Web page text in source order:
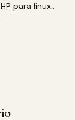
para linux..